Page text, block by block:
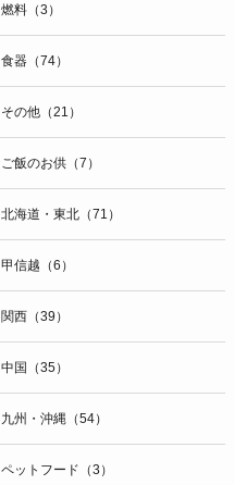
燃料（3）
食器（74）
その他（21）
ご飯のお供（7）
北海道・東北（71）
甲信越（6）
関西（39）
中国（35）
九州・沖縄（54）
ペットフード（3）